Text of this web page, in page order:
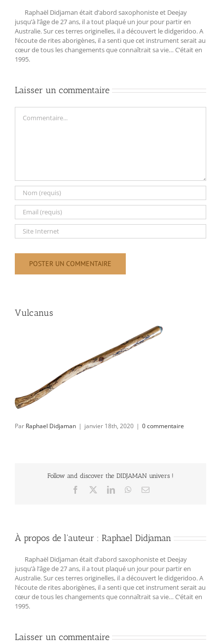
Raphaël Didjaman était d’abord saxophoniste et Deejay
jusqu’à l’âge de 27 ans, il a tout plaqué un jour pour partir en
Australie. Sur ces terres originelles, il a découvert le didgeridoo. A
l‘écoute de rites aborigènes, il a senti que cet instrument serait au
cœur de tous les changements que connaîtrait sa vie… C‘était en
1995.
Laisser un commentaire
Vulcanus
Par Raphael Didjaman | janvier 18th, 2020 | 0 commentaire
Follow and discover the DIDJAMAN univers !
Facebook LinkedInWhatsApp
Email
À propos de l'auteur : Raphael Didjaman
Raphaël Didjaman était d’abord saxophoniste et Deejay
jusqu’à l’âge de 27 ans, il a tout plaqué un jour pour partir en
Australie. Sur ces terres originelles, il a découvert le didgeridoo. A
l‘écoute de rites aborigènes, il a senti que cet instrument serait au
cœur de tous les changements que connaîtrait sa vie… C‘était en
1995.
Laisser un commentaire